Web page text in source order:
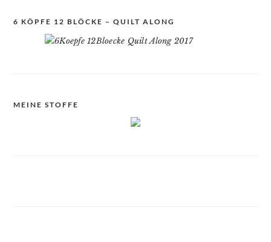
6 KÖPFE 12 BLÖCKE – QUILT ALONG
MEINE STOFFE